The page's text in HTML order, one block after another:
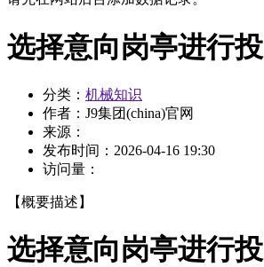
选择意向岗亭进行投
分类： 机械知识
作者：J9集团(china)官网
来源：
发布时间： 2026-04-16 19:30
访问量：
【概要描述】
选择意向岗亭进行投